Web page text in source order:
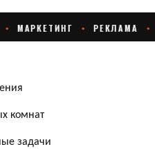
комнат
задачи